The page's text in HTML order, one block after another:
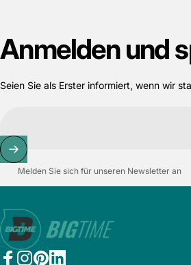
Anmeldenund
Seien Sie als Erster informiert, wenn wir
Melden Sie sich für unseren Newsletter an
Bigtime.de